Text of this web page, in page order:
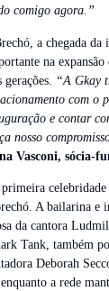
comigo agora.”
a chegada
na expansão
“A Gkay
com o
e contar
nosso
Vasconi, sócia-
primeira
A bailarina e
da cantora
Tank, também
Deborah
a rede